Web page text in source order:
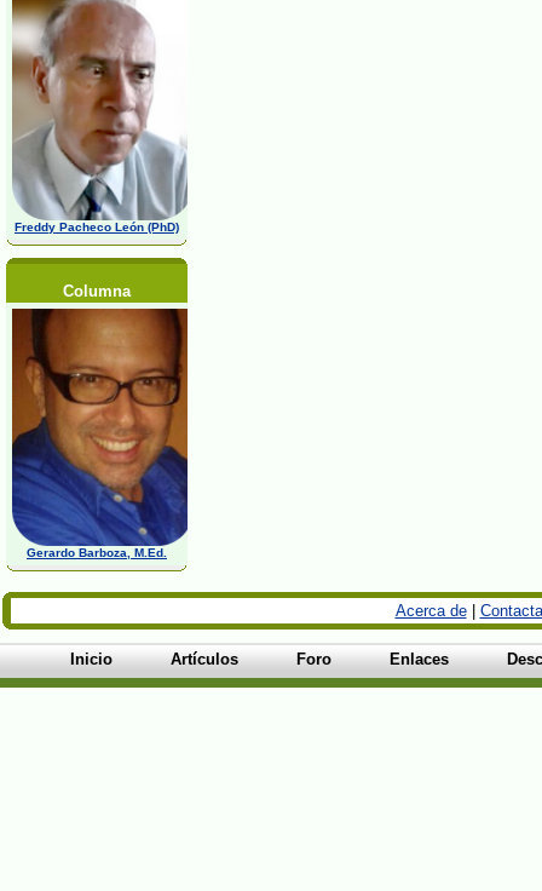
Freddy Pacheco León (PhD)
Columna
Gerardo Barboza, M.Ed.
Acerca de|
Inicio Artículos Foro Enlaces